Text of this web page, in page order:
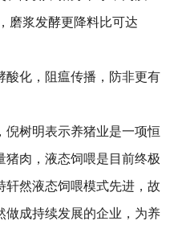
磨浆发酵更降料比可达
酸化，阻瘟传播，防非更有
倪树明表示养猪业是一项恒
猪肉，液态饲喂是目前终极
轩然液态饲喂模式先进，故
做成持续发展的企业，为养